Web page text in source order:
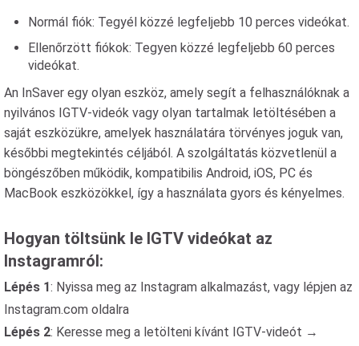
Normál fiók: Tegyél közzé legfeljebb 10 perces videókat.
Ellenőrzött fiókok: Tegyen közzé legfeljebb 60 perces
videókat.
An InSaver egy olyan eszköz, amely segít a felhasználóknak a
nyilvános IGTV-videók vagy olyan tartalmak letöltésében a
saját eszközükre, amelyek használatára törvényes joguk van,
későbbi megtekintés céljából. A szolgáltatás közvetlenül a
böngészőben működik, kompatibilis Android, iOS, PC és
MacBook eszközökkel, így a használata gyors és kényelmes.
Hogyan töltsünk le IGTV videókat az
Instagramról:
Lépés 1: Nyissa meg az Instagram alkalmazást, vagy lépjen az
Instagram.com oldalra
Lépés 2: Keresse meg a letölteni kívánt IGTV-videót →